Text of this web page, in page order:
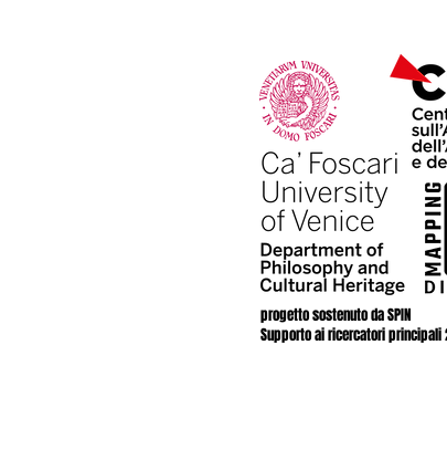
progetto sostenuto da SPIN
Supporto ai ricercatori principali